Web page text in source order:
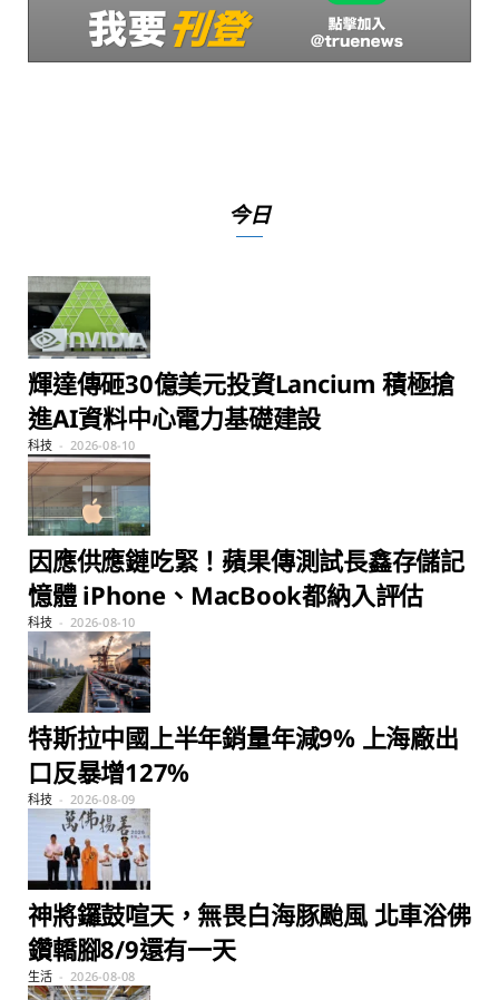
今日
輝達傳砸30億美元投資Lancium 積極搶
進AI資料中心電力基礎建設
科技 2026-08-10
因應供應鏈吃緊！蘋果傳測試長鑫存儲記
憶體 iPhone、MacBook都納入評估
科技 2026-08-10
特斯拉中國上半年銷量年減9% 上海廠出
口反暴增127%
科技 2026-08-09
神將鑼鼓喧天，無畏白海豚颱風 北車浴佛
鑽轎腳8/9還有一天
生活 2026-08-08